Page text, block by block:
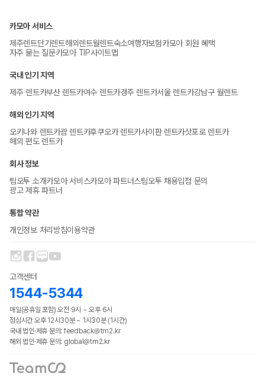
카모아 서비스
제주렌트단기렌트해외렌트월렌트숙소여행자보험카모아 회원 혜택
자주 묻는 질문카모아 TIP사이트맵
국내 인기 지역
제주 렌트카부산 렌트카여수 렌트카경주 렌트카서울 렌트카강남구 월렌트
해외 인기 지역
오키나와 렌트카괌 렌트카후쿠오카 렌트카사이판 렌트카삿포로 렌트카
해외 편도 렌트카
회사 정보
팀오투 소개카모아 서비스카모아 파트너스팀오투 채용입점 문의
광고 제휴 파트너
통합 약관
개인정보 처리방침이용약관
고객센터
1544-5344
매일(공휴일 포함) 오전 9시 ~ 오후 6시
점심시간 오후 12시30분 ~ 1시30분 (1시간)
국내 법인·제휴 문의: feedback@tm2.kr
해외 법인·제휴 문의: global@tm2.kr